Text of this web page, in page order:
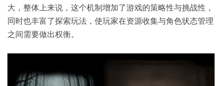
大，整体上来说，这个机制增加了游戏的策略性与挑战性，
同时也丰富了探索玩法，使玩家在资源收集与角色状态管理
之间需要做出权衡。